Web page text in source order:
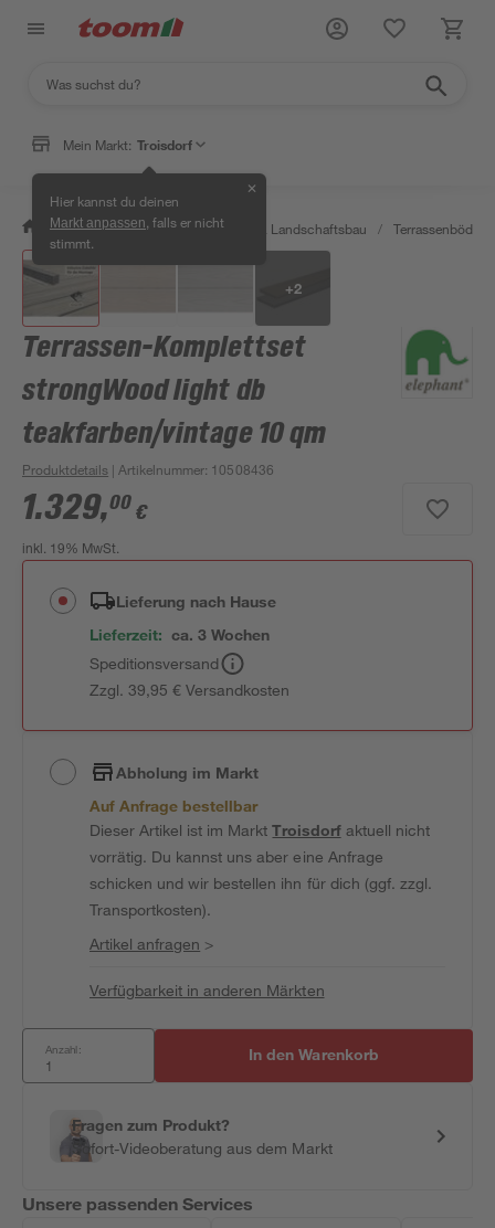
Mein Markt: Troisdorf
Hier kannst du deinen
Markt anpassen , falls er nicht
stimmt.
✕
/ Garten & Freizeit / Gartenbau & Landschaftsbau / Terrassenböden
+2
Terrassen-Komplettset
strongWood light db
teakfarben/vintage 10 qm
Produktdetails | Artikelnummer: 10508436
1.329,00 €
inkl. 19% MwSt.
Lieferung nach Hause
Lieferzeit: ca. 3 Wochen
Speditionsversand
Zzgl. 39,95 € Versandkosten
Abholung im Markt
Auf Anfrage bestellbar
Dieser Artikel ist im MarktTroisdorfaktuell nicht
vorrätig. Du kannst uns aber eine Anfrage
schicken und wir bestellen ihn für dich (ggf. zzgl.
Transportkosten).
Artikel anfragen >
Verfügbarkeit in anderen Märkten
Anzahl: In den Warenkorb
Fragen zum Produkt?
Sofort-Videoberatung aus dem Markt
Unsere passenden Services